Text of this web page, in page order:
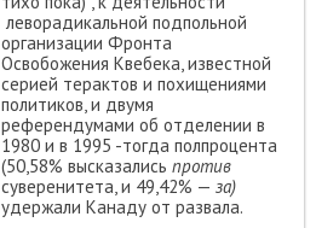
леворадикальной подпольной
организации Фронта
Освобожения Квебека, известной
серией терактов и похищениями
политиков, и двумя
референдумами об отделении в
1980 и в 1995 -тогда полпроцента
(50,58% высказались против
суверенитета, и 49,42% — за)
удержали Канаду от развала.